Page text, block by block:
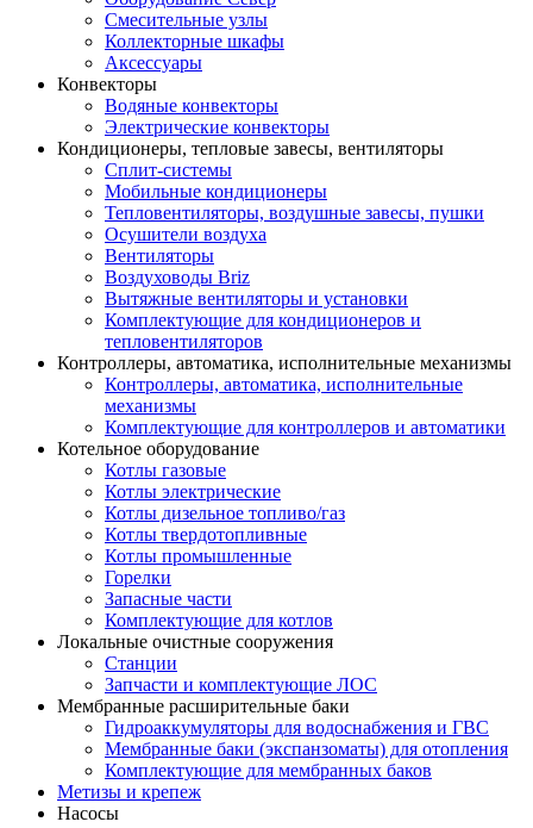
Смесительные узлы
Коллекторные шкафы
Аксессуары
Конвекторы
Водяные конвекторы
Электрические конвекторы
Кондиционеры, тепловые завесы, вентиляторы
Сплит-системы
Мобильные кондиционеры
Тепловентиляторы, воздушные завесы, пушки
Осушители воздуха
Вентиляторы
Воздуховоды Briz
Вытяжные вентиляторы и установки
Комплектующие для кондиционеров и
тепловентиляторов
Контроллеры, автоматика, исполнительные механизмы
Контроллеры, автоматика, исполнительные
механизмы
Комплектующие для контроллеров и автоматики
Котельное оборудование
Котлы газовые
Котлы электрические
Котлы дизельное топливо/газ
Котлы твердотопливные
Котлы промышленные
Горелки
Запасные части
Комплектующие для котлов
Локальные очистные сооружения
Станции
Запчасти и комплектующие ЛОС
Мембранные расширительные баки
Гидроаккумуляторы для водоснабжения и ГВС
Мембранные баки (экспанзоматы) для отопления
Комплектующие для мембранных баков
Метизы и крепеж
Насосы